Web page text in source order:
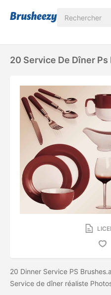
20 Service De Dîner
20 Dinner Service PS
Service de dîner réaliste